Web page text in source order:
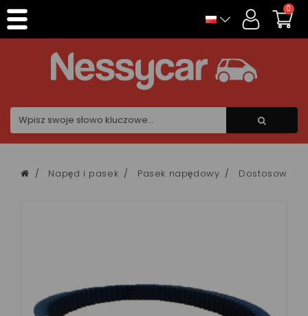
0
Napęd i pasek Pasek napędowy
Panel zarządzania plikami cookies